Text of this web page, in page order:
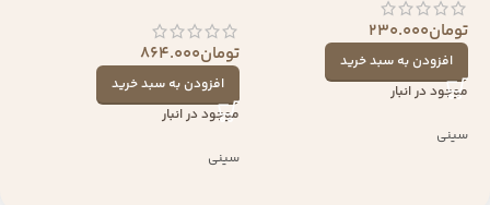
تومان230.000
افزودن به سبد خرید
موجود در انبار
سینی
تومان864.000
افزودن به سبد خرید
موجود در انبار
سینی